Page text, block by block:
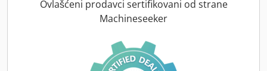
Ovlašćeni prodavci sertifikovani od strane
Machineseeker